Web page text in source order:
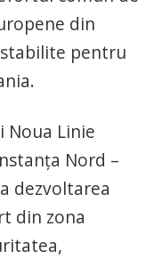
din
pentru
Noua Linie
Nord –
dezvoltarea
din zona